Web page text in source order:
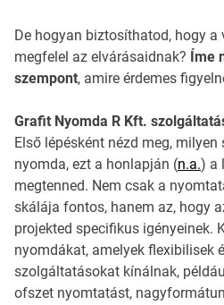
De hogyan biztosíthatod, hogy
megfelel az elvárásaidnak? Íme
szempont, amire érdemes
Grafit Nyomda R Kft.
Első lépésként nézd meg,
nyomda, ezt a honlapján (n.a.) a
megtenned. Nem csak a
skálája fontos, hanem az, hogy
projekted specifikus igényeinek.
nyomdákat, amelyek flexibilisek
szolgáltatásokat kínálnak,
ofszet nyomtatást,